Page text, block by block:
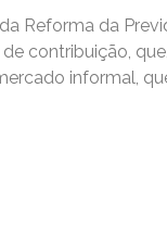
Reforma da
contribuição,
informal,